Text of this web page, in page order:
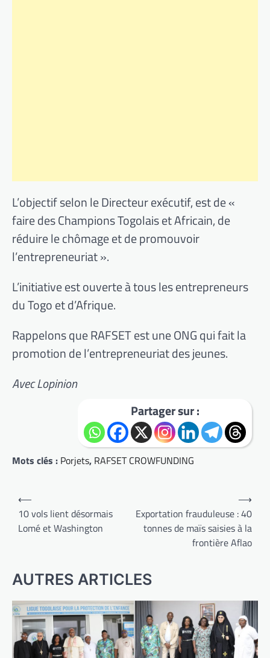
L’objectif selon le Directeur exécutif, est de «
faire des Champions Togolais et Africain, de
réduire le chômage et de promouvoir
l’entrepreneuriat ».
L’initiative est ouverte à tous les entrepreneurs
du Togo et d’Afrique.
Rappelons que RAFSET est une ONG qui fait la
promotion de l’entrepreneuriat des jeunes.
Avec Lopinion
Partager sur :
Mots clés : Porjets, RAFSET CROWFUNDING
Navigation
de
l’article
⟵
10 vols lient désormais
Lomé et Washington
Exportation frauduleuse : 40
tonnes de maïs saisies à la
frontière Aflao
⟶
AUTRES ARTICLES